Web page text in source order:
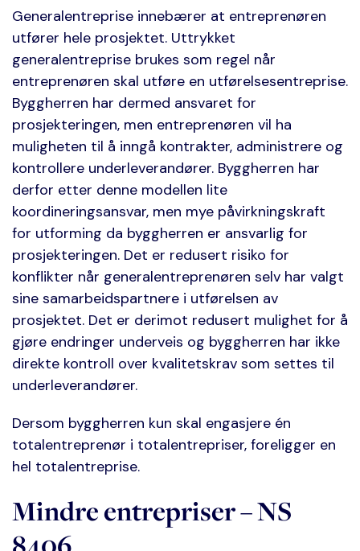
Generalentreprise innebærer at entreprenøren
utfører hele prosjektet. Uttrykket
generalentreprise brukes som regel når
entreprenøren skal utføre en utførelsesentreprise.
Byggherren har dermed ansvaret for
prosjekteringen, men entreprenøren vil ha
muligheten til å inngå kontrakter, administrere og
kontrollere underleverandører. Byggherren har
derfor etter denne modellen lite
koordineringsansvar, men mye påvirkningskraft
for utforming da byggherren er ansvarlig for
prosjekteringen. Det er redusert risiko for
konflikter når generalentreprenøren selv har valgt
sine samarbeidspartnere i utførelsen av
prosjektet. Det er derimot redusert mulighet for å
gjøre endringer underveis og byggherren har ikke
direkte kontroll over kvalitetskrav som settes til
underleverandører.
Dersom byggherren kun skal engasjere én
totalentreprenør i totalentrepriser, foreligger en
hel totalentreprise.
Mindre entrepriser – NS